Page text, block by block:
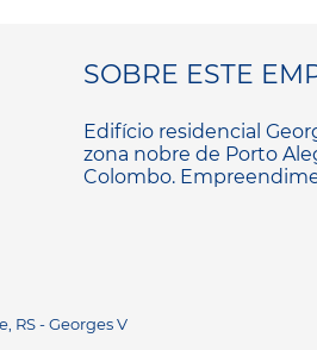
SOBRE ESTE
Edifício residencial
zona nobre de Porto
Colombo.
RS - Georges V